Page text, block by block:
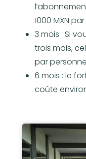
1000 MXN
3 mois : Si
trois mois,
par
6 mois : le
coûte